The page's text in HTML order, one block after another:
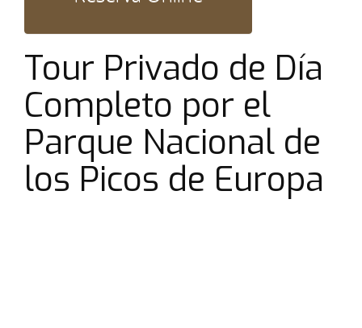
Tour Privado de Día
Completo por el
Parque Nacional de
los Picos de Europa